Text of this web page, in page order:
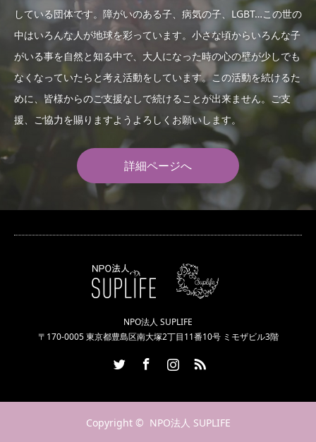
している団体です。障がいのある子、病気の子、LGBT…この世の
中はいろんな人が地球を彩っています。小さな頃からいろんな子
がいる事を自然と知る中で、大人になった時の心の壁が少しでも
なくなっていたらと考え活動をしています。この活動を続けるた
めに、皆様からのご支援なしで続けることが出来ません。ご支
援、ご協力を賜りますようよろしくお願いします。
詳細ページへ
NPO法人 SUPLIFE
〒170-0005 東京都豊島区南大塚2丁目11番10号 ミモザビル3階
Copyright © NPO法人 SUPLIFE